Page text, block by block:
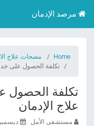
مرصد الإدمان
Home
مصحات علاج
تكلفة الحصول على
تكلفة
علاج الإدمان
مستشفى الأمل ديسمبر 23, 2018